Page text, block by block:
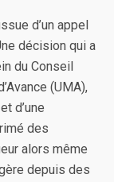
d’un appel
décision qui a
du Conseil
(UMA),
d’une
des
alors même
depuis des